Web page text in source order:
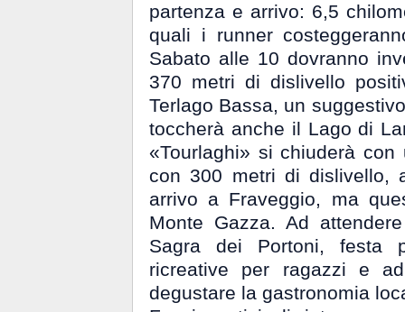
partenza e arrivo: 6,5
quali i runner
Sabato alle 10 dovranno
370 metri di dislivello
Terlago Bassa, un
toccherà anche il Lago di
«Tourlaghi» si chiuderà
con 300 metri di dislivello,
arrivo a Fraveggio, ma
Monte Gazza. Ad
Sagra dei Portoni, festa
ricreative per ragazzi e
degustare la gastronomia